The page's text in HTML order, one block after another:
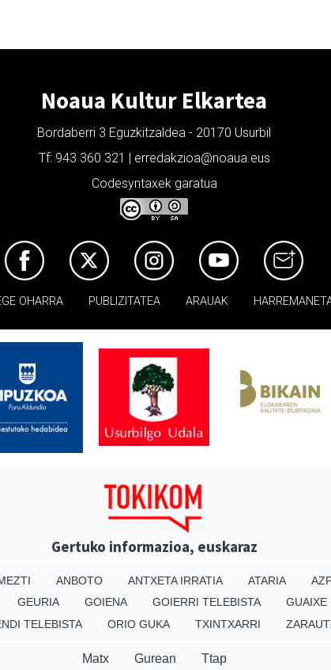
Noaua Kultur Elkartea
Bordaberri 3 Eguzkitzaldea - 20170 Usurbil
Tf: 943 360 321 | erredakzioa@noaua.eus
Codesyntaxek garatua
OHARRA PUBLIZITATEA ARAUAK
Gertuko informazioa, euskaraz
ANBOTO ANTXETA IRRATIA ATARIA
GEURIA GOIENA GOIERRI TELEBISTA
GUAIXE
TELEBISTA ORIO GUKA TXINTXARRI
Matx Gurean Ttap